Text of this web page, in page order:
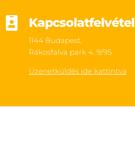
 Kapcsolatfelvétel
1144 Budapest,
Rákosfalva park 4. 9/95
Üzenetküldés ide kattintva